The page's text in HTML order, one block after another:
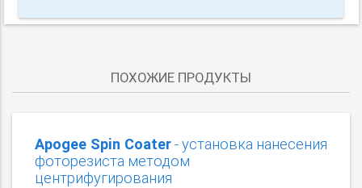
ПОХОЖИЕ ПРОДУКТЫ
Apogee Spin Coater- установка нанесения
фоторезиста методом
центрифугирования